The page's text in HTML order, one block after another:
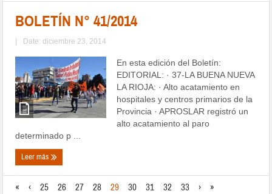
BOLETÍN N° 41/2014
| Date: diciembre 23, 2014
En esta edición del Boletín:
EDITORIAL: · 37-LA BUENA NUEVA
LA RIOJA: · Alto acatamiento en
hospitales y centros primarios de la
Provincia · APROSLAR registró un
alto acatamiento al paro
determinado p ...
Leer más
« ‹ 25 26 27 28 29 30 31 32 33 › »